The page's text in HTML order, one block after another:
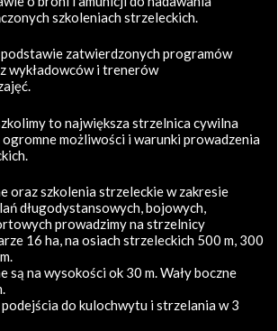
szkoleniach strzeleckich.
zatwierdzonych programów
wykładowców i trenerów
to największa strzelnica cywilna
ogromne możliwości i warunki prowadzenia
oraz szkolenia strzeleckie w zakresie
długodystansowych, bojowych,
prowadzimy na strzelnicy
16 ha, na osiach strzeleckich 500 m, 300
są na wysokości ok 30 m. Wały boczne
do kulochwytu i strzelania w 3